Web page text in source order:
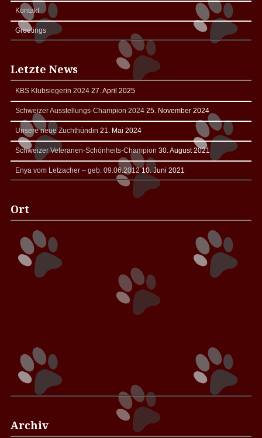
Kontakt
Greetings
Letzte News
KBS Klubsiegerin 2024 27. April 2025
Schweizer Ausstellungs-Champion 2024 25. November 2024
Unsere neue Zuchthündin 21. Mai 2024
Schweizer Veteranen-Schönheits-Champion 30. August 2021
Enya vom Letzacher – geb. 09.06.2012 10. Juni 2021
Ort
Archiv